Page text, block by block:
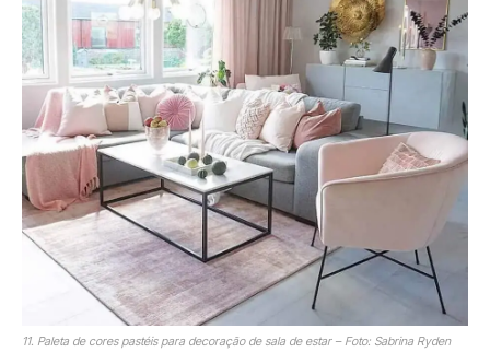
11. Paleta de cores pastéis para decoração de sala de estar – Foto: Sabrina Ryden